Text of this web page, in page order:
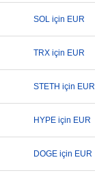
SOL için EUR
TRX için EUR
STETH için EUR
HYPE için EUR
DOGE için EUR